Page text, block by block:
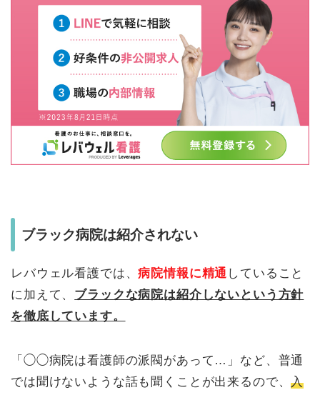
ブラック病院は紹介されない
レバウェル看護では、病院情報に精通 していること
に加えて、 ブラックな病院は紹介しないという方針
を徹底しています。
「◯◯病院は看護師の派閥があって…」など、普通
では聞けないような話も聞くことが出来るので、入